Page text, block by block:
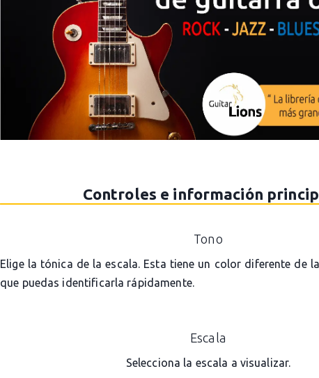
Controles e información
Tono
Elige la tónica de la escala. Esta tiene un color diferente de
que puedas identificarla rápidamente.
Escala
Selecciona la escala a visualizar.